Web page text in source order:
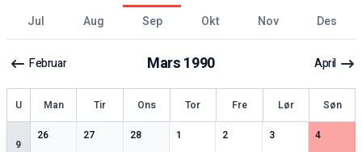
jul
aug sep okt nov des
Februar Mars1990 April
Uke Man Tir Ons Tor Fre Lør Søn
9
26
3spesielle datoer
27
3spesielle datoer
28
0spesielle datoer
12 spesielle datoer
2
2spesielle datoer
3
2spesielle datoer
4
2